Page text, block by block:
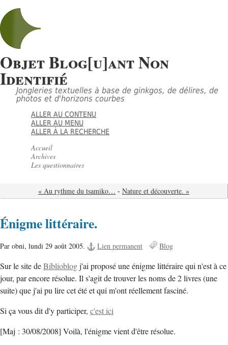
Objet Blog[u]ant Non
Identifié
Jongleries textuelles à base de ginkgos, de délires, de
photos et d'horizons courbes
ALLER AU CONTENU
ALLER AU MENU
ALLER À LA RECHERCHE
Accueil
Archives
Les questionnaires
« Au rythme du tsamiko… - Nature et découverte. »
Énigme littéraire.
Par obni, lundi 29 août 2005. Lien permanent Blog
Sur le site deBiblioblogj'ai proposé une énigme littéraire qui n'est à ce
jour, par encore résolue. Il s'agit de trouver les noms de 2 livres (une
suite) que j'ai pu lire cet été et qui m'ont réellement fasciné.
Si ça vous dit d'y participer, c'est ici
[Maj : 30/08/2008] Voilà, l'énigme vient d'être résolue.